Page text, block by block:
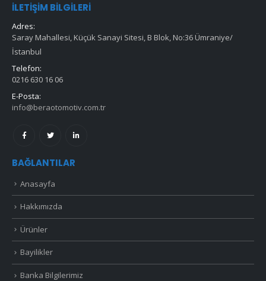
İLETIŞIM BILGILERI
Adres:
Saray Mahallesi, Küçük Sanayi Sitesi, B Blok, No:36 Ümraniye/
İstanbul
Telefon:
0216 630 16 06
E-Posta:
info@beraotomotiv.com.tr
BAĞLANTILAR
Anasayfa
Hakkımızda
Ürünler
Bayilikler
Banka Bilgilerimiz